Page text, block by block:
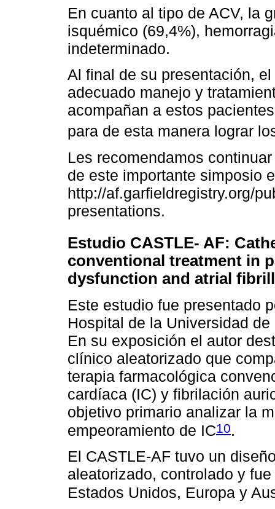
En cuanto al tipo de ACV, la
isquémico (69,4%),
indeterminado.
Al final de su presentación,
adecuado manejo y
acompañan a estos
para de esta manera lograr
Les recomendamos
de este importante simposio
http://af.garfieldregistry.org/
presentations.
Estudio CASTLE- AF:
conventional treatment in
dysfunction and atrial
Este estudio fue presentado
Hospital de la Universidad
En su exposición el autor
clínico aleatorizado que
terapia farmacológica
cardíaca (IC) y fibrilación
objetivo primario analizar la
empeoramiento de IC10.
El CASTLE-AF tuvo un
aleatorizado, controlado y
Estados Unidos, Europa y